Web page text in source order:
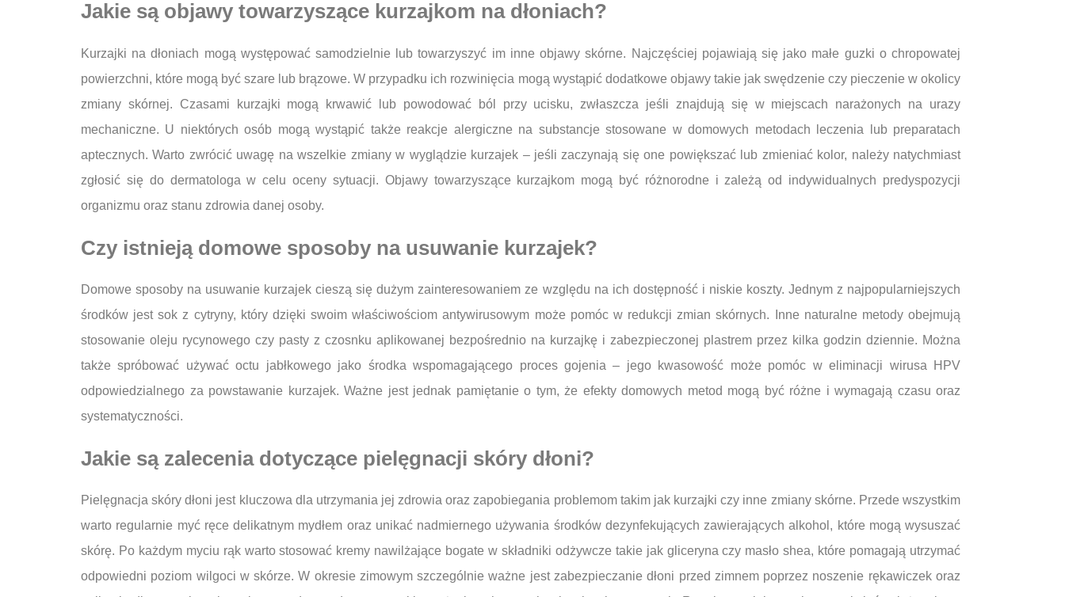
Jakie są objawy towarzyszące kurzajkom na dłoniach?
Kurzajki na dłoniach mogą występować samodzielnie lub towarzyszyć im inne objawy skórne. Najczęściej pojawiają się jako małe guzki o chropowatej
powierzchni, które mogą być szare lub brązowe. W przypadku ich rozwinięcia mogą wystąpić dodatkowe objawy takie jak swędzenie czy pieczenie w okolicy
zmiany skórnej. Czasami kurzajki mogą krwawić lub powodować ból przy ucisku, zwłaszcza jeśli znajdują się w miejscach narażonych na urazy
mechaniczne. U niektórych osób mogą wystąpić także reakcje alergiczne na substancje stosowane w domowych metodach leczenia lub preparatach
aptecznych. Warto zwrócić uwagę na wszelkie zmiany w wyglądzie kurzajek – jeśli zaczynają się one powiększać lub zmieniać kolor, należy natychmiast
zgłosić się do dermatologa w celu oceny sytuacji. Objawy towarzyszące kurzajkom mogą być różnorodne i zależą od indywidualnych predyspozycji
organizmu oraz stanu zdrowia danej osoby.
Czy istnieją domowe sposoby na usuwanie kurzajek?
Domowe sposoby na usuwanie kurzajek cieszą się dużym zainteresowaniem ze względu na ich dostępność i niskie koszty. Jednym z najpopularniejszych
środków jest sok z cytryny, który dzięki swoim właściwościom antywirusowym może pomóc w redukcji zmian skórnych. Inne naturalne metody obejmują
stosowanie oleju rycynowego czy pasty z czosnku aplikowanej bezpośrednio na kurzajkę i zabezpieczonej plastrem przez kilka godzin dziennie. Można
także spróbować używać octu jabłkowego jako środka wspomagającego proces gojenia – jego kwasowość może pomóc w eliminacji wirusa HPV
odpowiedzialnego za powstawanie kurzajek. Ważne jest jednak pamiętanie o tym, że efekty domowych metod mogą być różne i wymagają czasu oraz
systematyczności.
Jakie są zalecenia dotyczące pielęgnacji skóry dłoni?
Pielęgnacja skóry dłoni jest kluczowa dla utrzymania jej zdrowia oraz zapobiegania problemom takim jak kurzajki czy inne zmiany skórne. Przede wszystkim
warto regularnie myć ręce delikatnym mydłem oraz unikać nadmiernego używania środków dezynfekujących zawierających alkohol, które mogą wysuszać
skórę. Po każdym myciu rąk warto stosować kremy nawilżające bogate w składniki odżywcze takie jak gliceryna czy masło shea, które pomagają utrzymać
odpowiedni poziom wilgoci w skórze. W okresie zimowym szczególnie ważne jest zabezpieczanie dłoni przed zimnem poprzez noszenie rękawiczek oraz